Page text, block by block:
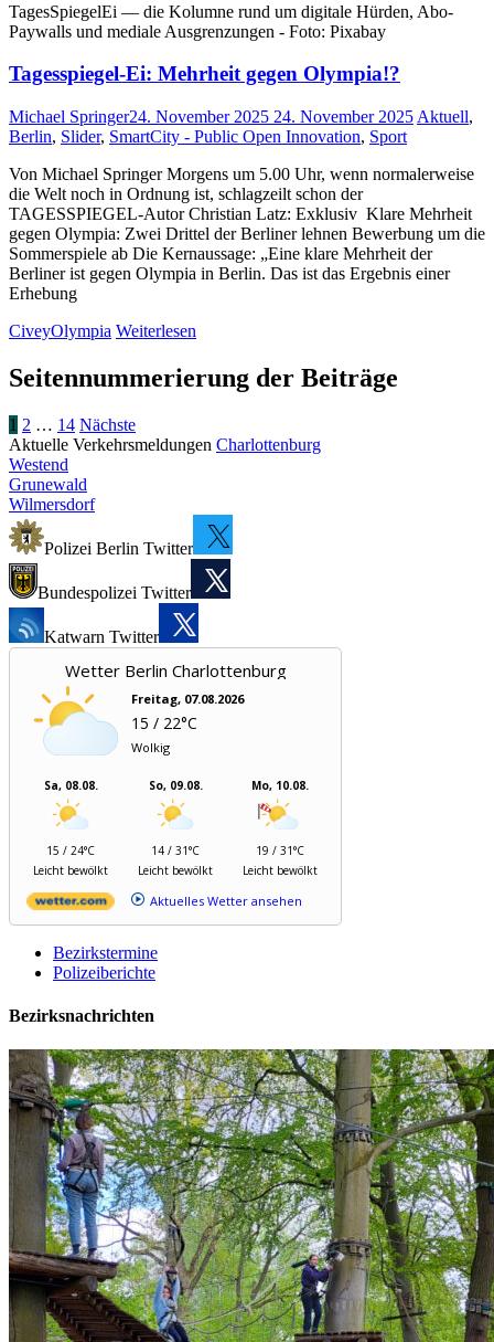
TagesSpiegelEi — die Kolumne rund um digitale Hürden, Abo-
Paywalls und mediale Ausgrenzungen - Foto: Pixabay
Tagesspiegel-Ei: Mehrheit gegen Olympia!?
Michael Springer24. November 2025 24. November 2025 Aktuell,
Berlin, Slider, SmartCity - Public Open Innovation, Sport
Von Michael Springer Morgens um 5.00 Uhr, wenn normalerweise
die Welt noch in Ordnung ist, schlagzeilt schon der
TAGESSPIEGEL-Autor Christian Latz: Exklusiv Klare Mehrheit
gegen Olympia: Zwei Drittel der Berliner lehnen Bewerbung um die
Sommerspiele ab Die Kernaussage: „Eine klare Mehrheit der
Berliner ist gegen Olympia in Berlin. Das ist das Ergebnis einer
Erhebung
CiveyOlympia Weiterlesen
Seitennummerierung der Beiträge
1 2 … 14 Nächste
Aktuelle Verkehrsmeldungen Charlottenburg
Westend
Grunewald
Wilmersdorf
Polizei Berlin Twitter
Bundespolizei Twitter
Katwarn Twitter
Wetter Berlin Charlottenburg
Freitag, 07.08.2026
15 / 22°C
Wolkig
Sa, 08.08.
15 / 24°C
Leicht bewölkt
So, 09.08.
14 / 31°C
Leicht bewölkt
Mo, 10.08.
19 / 31°C
Leicht bewölkt
Aktuelles Wetter ansehen
Bezirkstermine
Polizeiberichte
Bezirksnachrichten